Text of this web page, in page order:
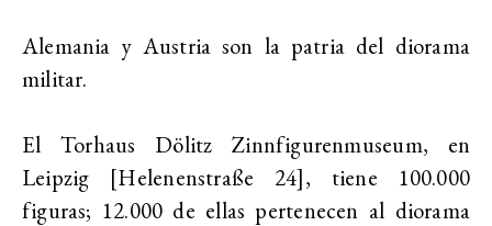
Alemania y Austria son la patria del diorama
militar.
El Torhaus Dölitz Zinnfigurenmuseum, en
Leipzig [Helenenstraße 24], tiene 100.000
figuras; 12.000 de ellas pertenecen al diorama